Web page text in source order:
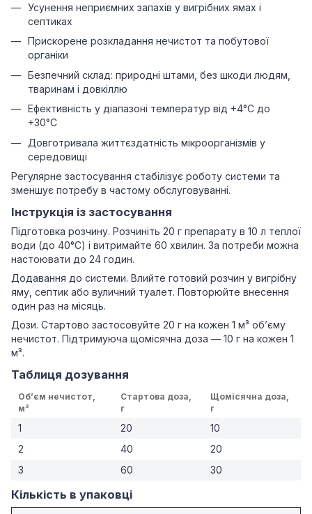
Усунення неприємних запахів у вигрібних ямах і
септиках
Прискорене розкладання нечистот та побутової
органіки
Безпечний склад: природні штами, без шкоди людям,
тваринам і довкіллю
Ефективність у діапазоні температур від +4°C до
+30°C
Довготривала життєздатність мікроорганізмів у
середовищі
Регулярне застосування стабілізує роботу системи та
зменшує потребу в частому обслуговуванні.
Інструкція із застосування
Підготовка розчину. Розчиніть 20 г препарату в 10 л теплої
води (до 40°C) і витримайте 60 хвилин. За потреби можна
настоювати до 24 годин.
Додавання до системи. Влийте готовий розчин у вигрібну
яму, септик або вуличний туалет. Повторюйте внесення
один раз на місяць.
Дози. Стартово застосовуйте 20 г на кожен 1 м³ об’єму
нечистот. Підтримуюча щомісячна доза — 10 г на кожен 1
м³.
Таблиця дозування
Об’єм нечистот,
м³
Стартова доза,
г
Щомісячна доза,
г
1 20
10
2
40
20
3
60 30
Кількість в упаковці